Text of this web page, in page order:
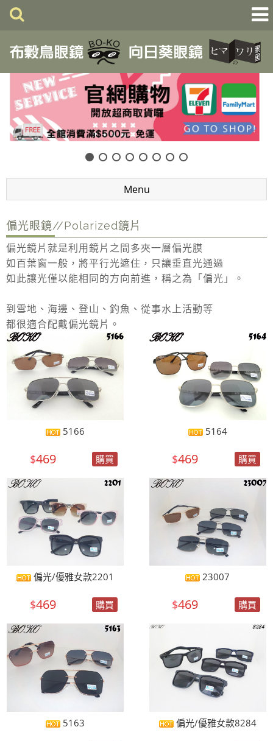
Menu
偏光眼鏡//Polarized鏡片
偏光鏡片就是利用鏡片之間多夾一層偏光膜
如百葉窗一般，將平行光遮住，只讓垂直光通過
如此讓光僅以能相同的方向前進，稱之為「偏光」。
到雪地、海邊、登山、釣魚、從事水上活動等
都很適合配戴偏光鏡片。
5166
$469 購買
5164
$469 購買
偏光/優雅女款2201
$469 購買
23007
$469 購買
5163 偏光/優雅女款8284